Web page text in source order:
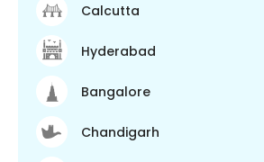
Calcutta
Hyderabad
Bangalore
Chandigarh